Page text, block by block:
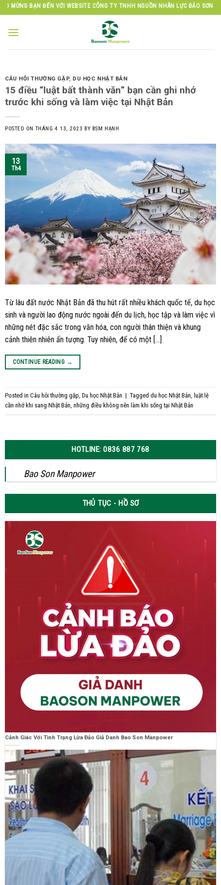
Skip
to
content
BẠN ĐẾN VỚI WEBSITE CÔNG TY TNHH NGUỒN NHÂN LỰC BẢO SƠN
CÂU HỎI THƯỜNG GẶP, DU HỌC NHẬT BẢN
15 điều “luật bất thành văn” bạn cần ghi nhớ
trước khi sống và làm việc tại Nhật Bản
POSTED ON THÁNG 4 13, 2023 BY BSM HẠNH
13
Th4
Từ lâu đất nước Nhật Bản đã thu hút rất nhiều khách quốc tế, du học
sinh và người lao động nước ngoài đến du lịch, học tập và làm việc vì
những nét đặc sắc trong văn hóa, con người thân thiện và khung
cảnh thiên nhiên ấn tượng. Tuy nhiên, để có một […]
CONTINUE READING →
Posted in Câu hỏi thường gặp, Du học Nhật Bản | Tagged du học Nhật Bản, luật lệ
cần nhớ khi sang Nhật Bản, những điều không nên làm khi sống tại Nhật Bản
HOTLINE: 0836 887 768
Bao Son Manpower
THỦ TỤC - HỒ SƠ
Cảnh Giác Với Tình Trạng Lừa Đảo Giả Danh Bao Son Manpower